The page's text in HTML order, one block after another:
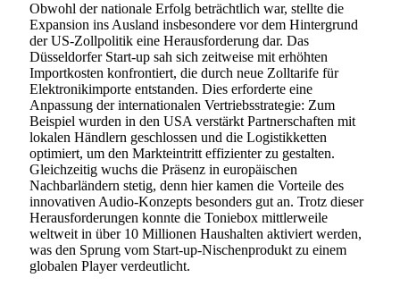
Obwohl der nationale Erfolg beträchtlich war, stellte die
Expansion ins Ausland insbesondere vor dem Hintergrund
der US-Zollpolitik eine Herausforderung dar. Das
Düsseldorfer Start-up sah sich zeitweise mit erhöhten
Importkosten konfrontiert, die durch neue Zolltarife für
Elektronikimporte entstanden. Dies erforderte eine
Anpassung der internationalen Vertriebsstrategie: Zum
Beispiel wurden in den USA verstärkt Partnerschaften mit
lokalen Händlern geschlossen und die Logistikketten
optimiert, um den Markteintritt effizienter zu gestalten.
Gleichzeitig wuchs die Präsenz in europäischen
Nachbarländern stetig, denn hier kamen die Vorteile des
innovativen Audio-Konzepts besonders gut an. Trotz dieser
Herausforderungen konnte die Toniebox mittlerweile
weltweit in über 10 Millionen Haushalten aktiviert werden,
was den Sprung vom Start-up-Nischenprodukt zu einem
globalen Player verdeutlicht.